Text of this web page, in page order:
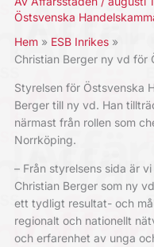
Östsvenska
Hem
ESB Inrikes
Christian Berger ny vd för
Styrelsen för Östsvenska
Berger till ny vd. Han
närmast från rollen som
Norrköping.
– Från styrelsens sida är
Christian Berger som ny
ett tydligt resultat- och
regionalt och nationellt
och erfarenhet av unga